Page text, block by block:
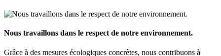
Nous travaillons dans le respect de notre environnement.
Grâce à des mesures écologiques concrètes, nous contribuons à